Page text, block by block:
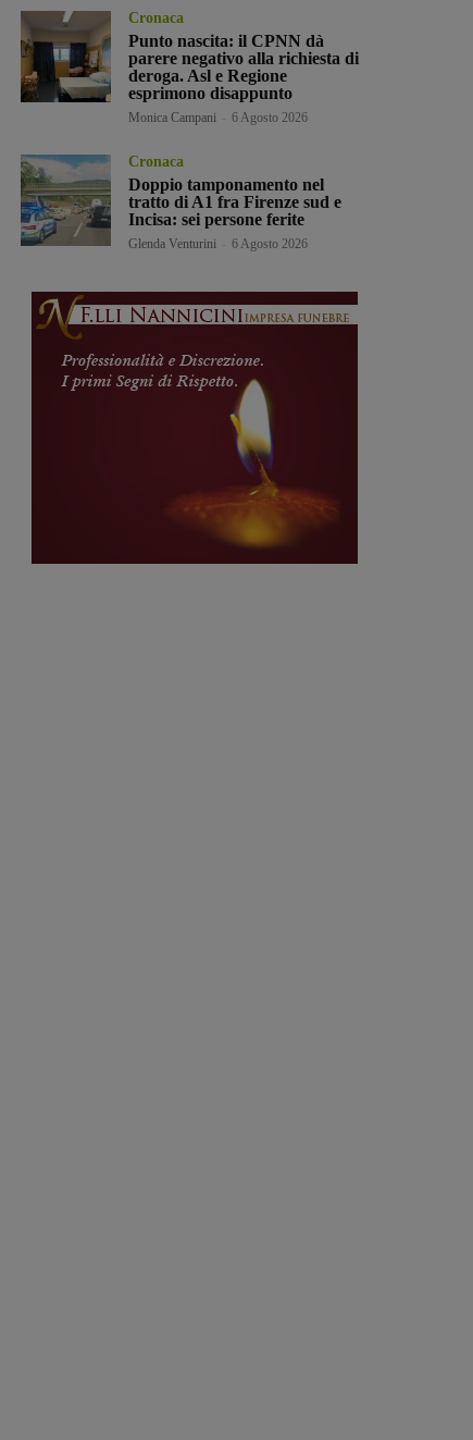
Cronaca
Punto nascita: il CPNN dà
parere negativo alla richiesta di
deroga. Asl e Regione
esprimono disappunto
Monica Campani 6 Agosto 2026
Cronaca
Doppio tamponamento nel
tratto di A1 fra Firenze sud e
Incisa: sei persone ferite
Glenda Venturini 6 Agosto 2026